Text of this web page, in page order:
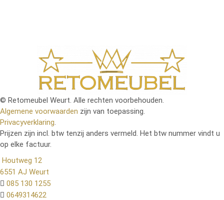
© Retomeubel Weurt. Alle rechten voorbehouden.
Algemene voorwaarden zijn van toepassing.
Privacyverklaring.
Prijzen zijn incl. btw tenzij anders vermeld. Het btw nummer vindt u
op elke factuur.
Houtweg 12
6551 AJ Weurt
085 130 1255
0649314622